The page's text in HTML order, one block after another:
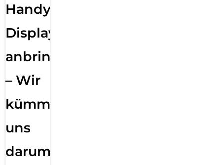
Handy
Displayfolie
anbringen
– Wir
kümmern
uns
darum!